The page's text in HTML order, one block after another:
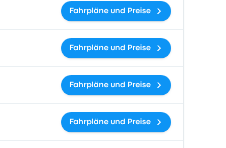
Fahrpläne und Preise
Fahrpläne und Preise
Fahrpläne und Preise
Fahrpläne und Preise